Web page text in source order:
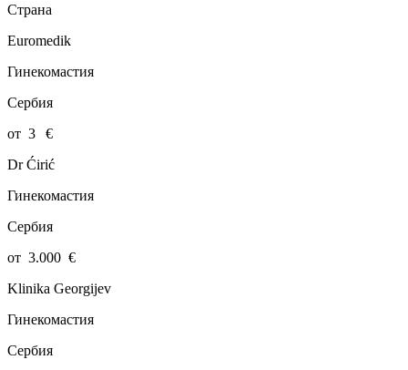
Страна
Euromedik
Гинекомастия
Сербия
от 3
€
Dr Ćirić
Гинекомастия
Сербия
от 3.000 €
Klinika Georgijev
Гинекомастия
Сербия